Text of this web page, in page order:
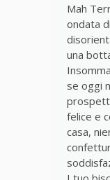
Mah
ondata
una
se oggi
felice e
casa,